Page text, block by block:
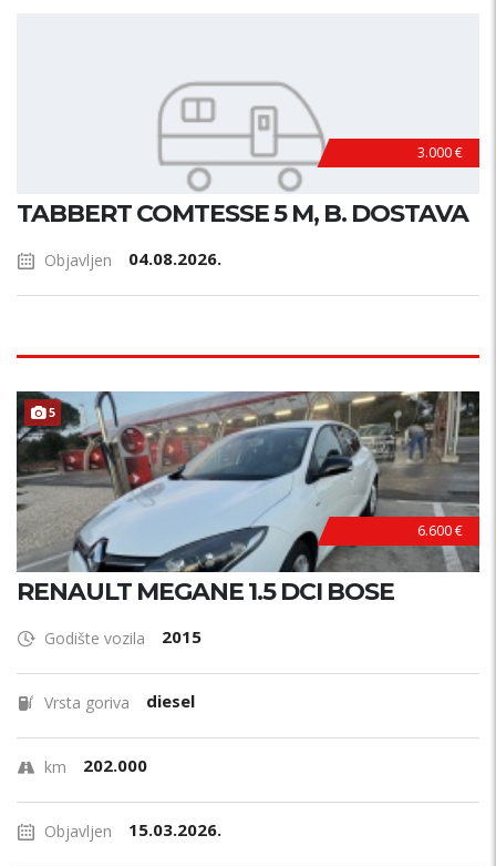
3.000 €
TABBERT COMTESSE 5 M, B. DOSTAVA
Objavljen 04.08.2026.
5
6.600 €
RENAULT MEGANE 1.5 DCI BOSE
Godište vozila 2015
Vrsta goriva diesel
km 202.000
Objavljen 15.03.2026.